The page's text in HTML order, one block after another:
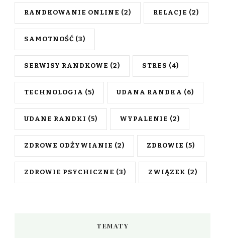
RANDKOWANIE ONLINE (2) RELACJE (2)
SAMOTNOŚĆ (3)
SERWISY RANDKOWE (2) STRES (4)
TECHNOLOGIA (5) UDANA RANDKA (6)
UDANE RANDKI (5) WYPALENIE (2)
ZDROWE ODŻYWIANIE (2) ZDROWIE (5)
ZDROWIE PSYCHICZNE (3) ZWIĄZEK (2)
TEMATY